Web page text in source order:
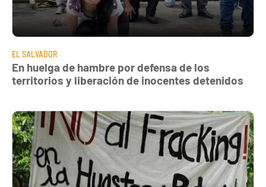
EL SALVADOR
En huelga de hambre por defensa de los
territorios y liberación de inocentes detenidos